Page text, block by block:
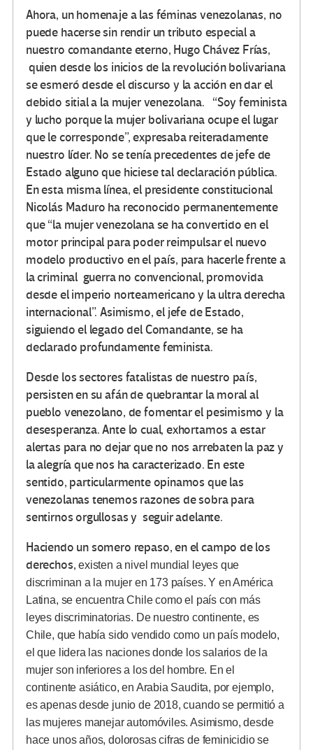
Ahora, un homenaje a las féminas venezolanas, no
puede hacerse sin rendir un tributo especial a
nuestro comandante eterno, Hugo Chávez Frías,
quien desde los inicios de la revolución bolivariana
se esmeró desde el discurso y la acción en dar el
debido sitial a la mujer venezolana. “Soy feminista
y lucho porque la mujer bolivariana ocupe el lugar
que le corresponde”, expresaba reiteradamente
nuestro líder. No se tenía precedentes de jefe de
Estado alguno que hiciese tal declaración pública.
En esta misma línea, el presidente constitucional
Nicolás Maduro ha reconocido permanentemente
que “la mujer venezolana se ha convertido en el
motor principal para poder reimpulsar el nuevo
modelo productivo en el país, para hacerle frente a
la criminal guerra no convencional, promovida
desde el imperio norteamericano y la ultra derecha
internacional”. Asimismo, el jefe de Estado,
siguiendo el legado del Comandante, se ha
declarado profundamente feminista.
Desde los sectores fatalistas de nuestro país,
persisten en su afán de quebrantar la moral al
pueblo venezolano, de fomentar el pesimismo y la
desesperanza. Ante lo cual, exhortamos a estar
alertas para no dejar que no nos arrebaten la paz y
la alegría que nos ha caracterizado. En este
sentido, particularmente opinamos que las
venezolanas tenemos razones de sobra para
sentirnos orgullosas y seguir adelante.
Haciendo un somero repaso, en el campo de los
derechos,existen a nivel mundial leyes que
discriminan a la mujer en 173 países. Y en América
Latina, se encuentra Chile como el país con más
leyes discriminatorias. De nuestro continente, es
Chile, que había sido vendido como un país modelo,
el que lidera las naciones donde los salarios de la
mujer son inferiores a los del hombre. En el
continente asiático, en Arabia Saudita, por ejemplo,
es apenas desde junio de 2018, cuando se permitió a
las mujeres manejar automóviles. Asimismo, desde
hace unos años, dolorosas cifras de feminicidio se